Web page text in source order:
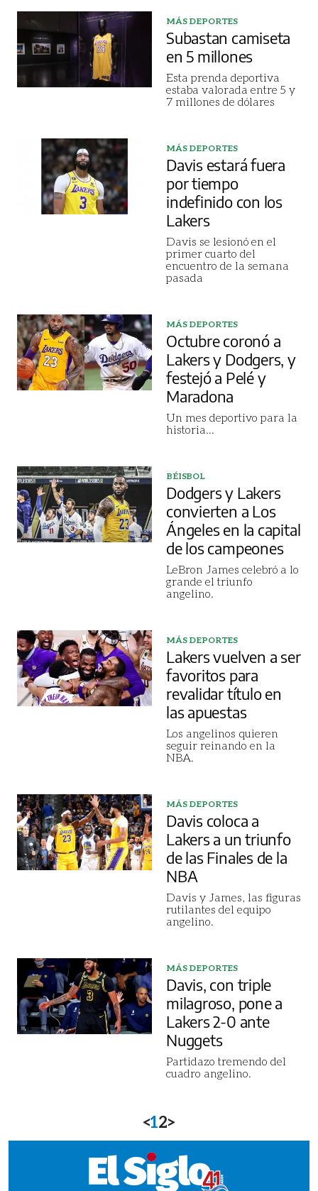
MÁS DEPORTES
Subastan camiseta
en 5 millones
Esta prenda deportiva
estaba valorada entre 5 y
7 millones de dólares
MÁS DEPORTES
Davis estará fuera
por tiempo
indefinido con los
Lakers
Davis se lesionó en el
primer cuarto del
encuentro de la semana
pasada
MÁS DEPORTES
Octubre coronó a
Lakers y Dodgers, y
festejó a Pelé y
Maradona
Un mes deportivo para la
historia...
BÉISBOL
Dodgers y Lakers
convierten a Los
Ángeles en la capital
de los campeones
LeBron James celebró a lo
grande el triunfo
angelino.
MÁS DEPORTES
Lakers vuelven a ser
favoritos para
revalidar título en
las apuestas
Los angelinos quieren
seguir reinando en la
NBA.
MÁS DEPORTES
Davis coloca a
Lakers a un triunfo
de las Finales de la
NBA
Davis y James, las figuras
rutilantes del equipo
angelino.
MÁS DEPORTES
Davis, con triple
milagroso, pone a
Lakers 2-0 ante
Nuggets
Partidazo tremendo del
cuadro angelino.
<12>